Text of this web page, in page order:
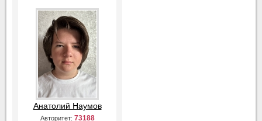
Анатолий Наумов
Авторитет: 73188